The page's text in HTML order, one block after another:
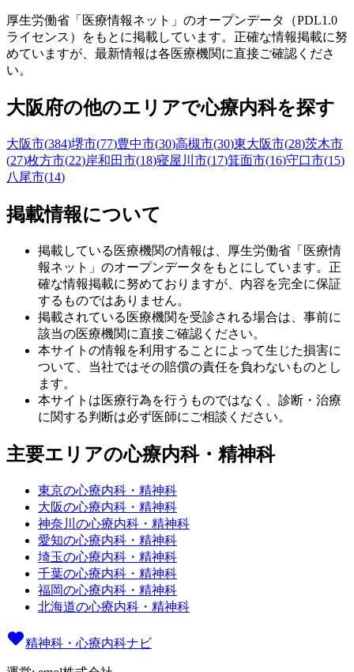
厚生労働省「医療情報ネット」のオープンデータ（PDL1.0
ライセンス）をもとに掲載しています。正確な情報掲載に努
めていますが、最新情報は各医療機関に直接ご確認くださ
い。
大阪府の他のエリアで心療内科を探す
大阪市(384)堺市(77)豊中市(30)高槻市(30)東大阪市(28)茨木市
(27)枚方市(22)岸和田市(18)寝屋川市(17)箕面市(16)守口市(15)
八尾市(14)
掲載情報について
掲載している医療機関の情報は、厚生労働省「医療情
報ネット」のオープンデータをもとにしています。正
確な情報掲載に努めておりますが、内容を完全に保証
するものではありません。
掲載されている医療機関を受診される場合は、事前に
該当の医療機関に直接ご確認ください。
本サイトの情報を利用することによって生じた損害に
ついて、当社ではその賠償の責任を負わないものとし
ます。
本サイトは医療行為を行うものではなく、診断・治療
に関する判断は必ず医師にご相談ください。
主要エリアの心療内科・精神科
東京の心療内科・精神科
大阪の心療内科・精神科
神奈川の心療内科・精神科
愛知の心療内科・精神科
埼玉の心療内科・精神科
千葉の心療内科・精神科
福岡の心療内科・精神科
北海道の心療内科・精神科
精神科・心療内科ナビ